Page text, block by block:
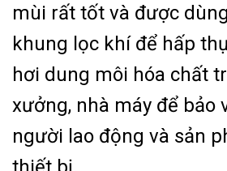
mùi rất tốt và được
khung lọc khí để hấp
hơi dung môi hóa chất
xưởng, nhà máy để bảo
người lao động và sản